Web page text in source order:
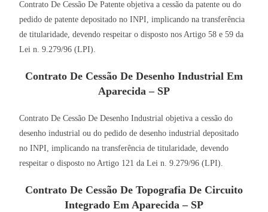
Contrato De Cessão De Patente objetiva a cessão da patente ou do
pedido de patente depositado no INPI, implicando na transferência
de titularidade, devendo respeitar o disposto nos Artigo 58 e 59 da
Lei n. 9.279/96 (LPI).
Contrato De Cessão De Desenho Industrial Em
Aparecida – SP
Contrato De Cessão De Desenho Industrial objetiva a cessão do
desenho industrial ou do pedido de desenho industrial depositado
no INPI, implicando na transferência de titularidade, devendo
respeitar o disposto no Artigo 121 da Lei n. 9.279/96 (LPI).
Contrato De Cessão De Topografia De Circuito
Integrado Em Aparecida – SP